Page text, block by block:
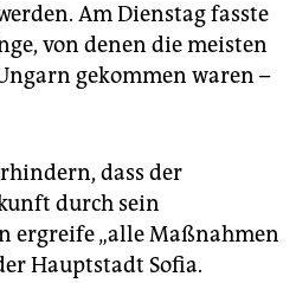
Am Dienstag fasste
von denen die meisten
gekommen waren –
dass der
durch sein
ergreife „alle Maßnahmen
Hauptstadt Sofia.